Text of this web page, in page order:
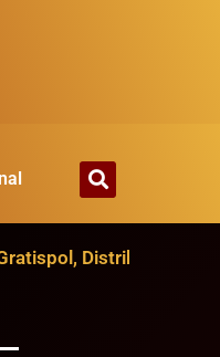
Distribusi Ditarget